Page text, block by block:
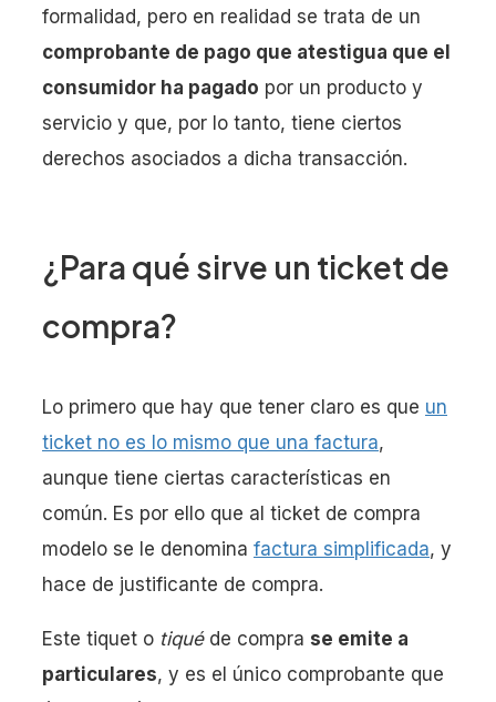
formalidad, pero en realidad se trata de un
comprobante de pago que atestigua que el
consumidor ha pagado por un producto y
servicio y que, por lo tanto, tiene ciertos
derechos asociados a dicha transacción.
¿Para qué sirve un ticket de
compra?
Lo primero que hay que tener claro es que un
ticket no es lo mismo que una factura,
aunque tiene ciertas características en
común. Es por ello que al ticket de compra
modelo se le denomina factura simplificada, y
hace de justificante de compra.
Este tiquet o tiquéde compra se emite a
particulares, y es el único comprobante que